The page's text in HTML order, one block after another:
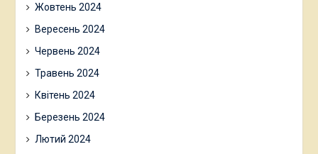
Жовтень 2024
Вересень 2024
Червень 2024
Травень 2024
Квітень 2024
Березень 2024
Лютий 2024